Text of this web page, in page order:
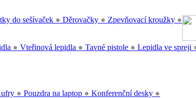
do sešívaček ● Děrovačky ● Zpevňovací kroužky ●
● Vteřinová lepidla ● Tavné pistole ● Lepidla ve spreji
● Pouzdra na laptop ● Konferenční desky ●